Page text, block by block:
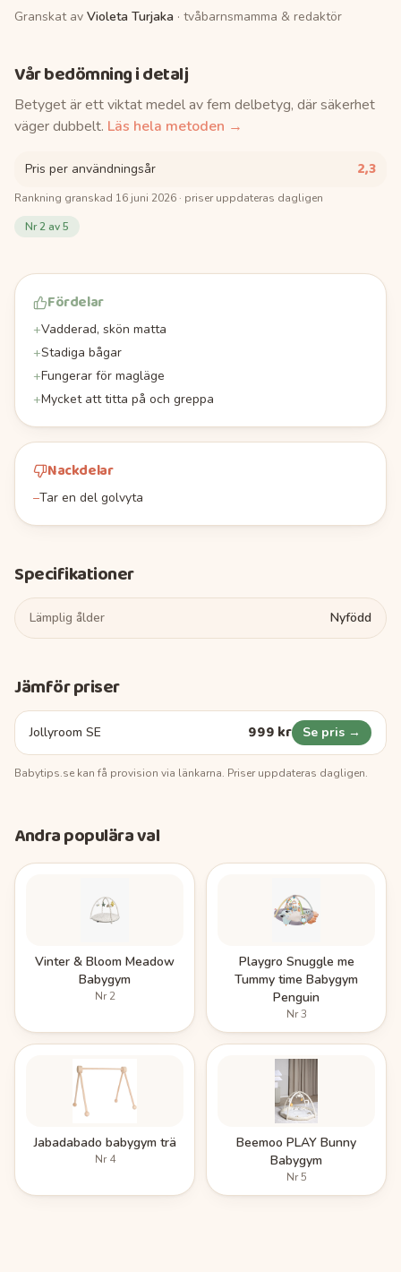
Granskat av Violeta Turjaka · tvåbarnsmamma & redaktör
Vår bedömning i detalj
Betyget är ett viktat medel av fem delbetyg, där säkerhet
väger dubbelt. Läs hela metoden →
Pris per användningsår 2,3
Rankning granskad 16 juni 2026 · priser uppdateras dagligen
Nr2 av 5
Fördelar
+Vadderad, skön matta
+Stadiga bågar
+Fungerar för magläge
+Mycket att titta på och greppa
Nackdelar
–Tar en del golvyta
Specifikationer
Lämplig ålder Nyfödd
Jämför priser
Jollyroom SE 999 kr Se pris →
Babytips.se kan få provision via länkarna. Priser uppdateras dagligen.
Andra populära val
Vinter & Bloom Meadow
Babygym
Nr2
Playgro Snuggle me
Tummy time Babygym
Penguin
Nr3
Jabadabado babygym trä
Nr4
Beemoo PLAY Bunny
Babygym
Nr5